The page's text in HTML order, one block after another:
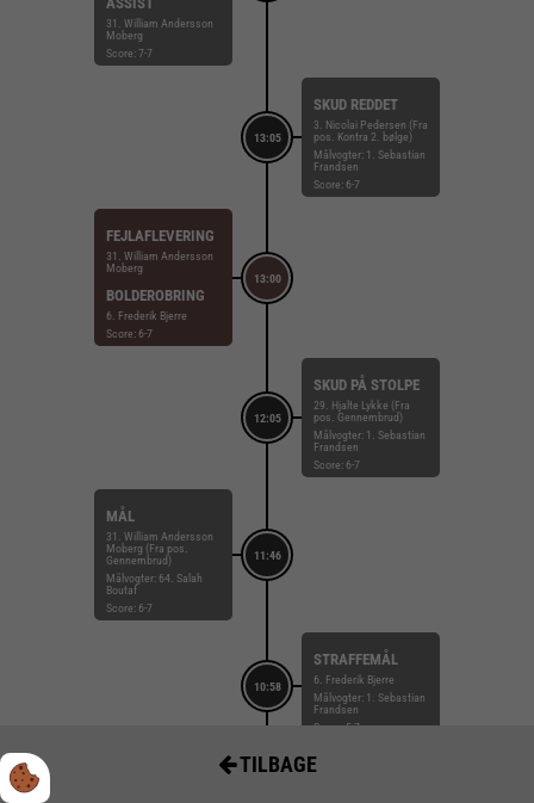
31. William Andersson
Moberg
Score: 7-7
13:05
SKUD REDDET
3. Nicolai Pedersen (Fra
pos. Kontra 2. bølge)
Målvogter: 1. Sebastian
Frandsen
Score: 6-7
13:00
FEJLAFLEVERING
31. William Andersson
Moberg
BOLDEROBRING
6. Frederik Bjerre
Score: 6-7
12:05
SKUD PÅ STOLPE
29. Hjalte Lykke (Fra
pos. Gennembrud)
Målvogter: 1. Sebastian
Frandsen
Score: 6-7
11:46
MÅL
31. William Andersson
Moberg (Fra pos.
Gennembrud)
Målvogter: 64. Salah
Boutaf
Score: 6-7
10:58
STRAFFEMÅL
6. Frederik Bjerre
Målvogter: 1. Sebastian
Frandsen
Score: 5-7
TILBAGE